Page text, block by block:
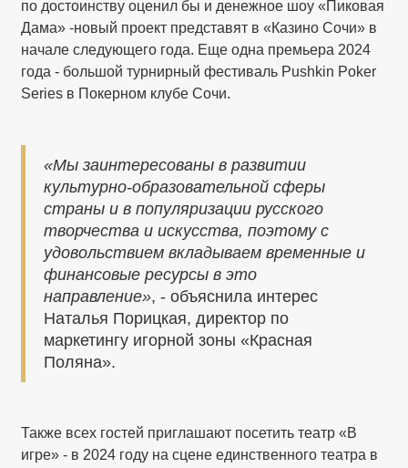
по достоинству оценил бы и денежное шоу «Пиковая
Дама» -новый проект представят в «Казино Сочи» в
начале следующего года. Еще одна премьера 2024
года - большой турнирный фестиваль Pushkin Poker
Series в Покерном клубе Сочи.
«Мы заинтересованы в развитии
культурно-образовательной сферы
страны и в популяризации русского
творчества и искусства, поэтому с
удовольствием вкладываем временные и
финансовые ресурсы в это
направление», - объяснила интерес
Наталья Порицкая, директор по
маркетингу игорной зоны «Красная
Поляна».
Также всех гостей приглашают посетить театр «В
игре» - в 2024 году на сцене единственного театра в